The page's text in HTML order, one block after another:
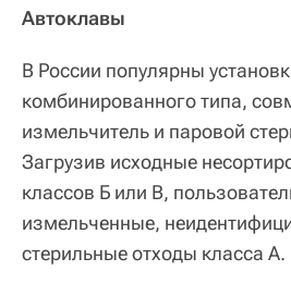
Автоклавы
В России популярны
комбинированного типа,
измельчитель и паровой
Загрузив исходные
классов Б или В,
измельченные,
стерильные отходы класса А.